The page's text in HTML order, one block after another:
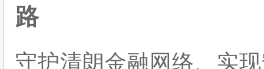
路
守护清朗金融网络、实